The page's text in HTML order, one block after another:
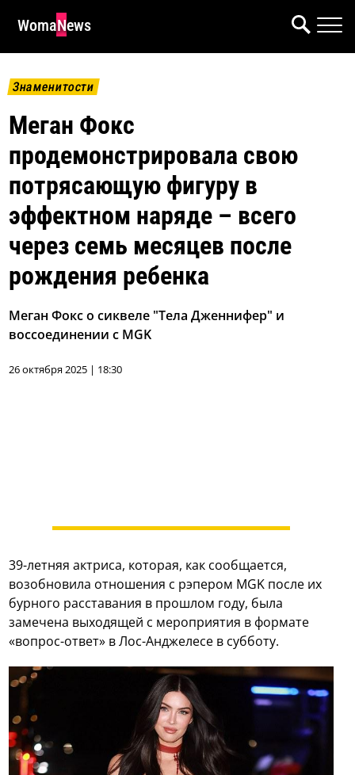
WomaNews
Знаменитости
Меган Фокс
продемонстрировала свою
потрясающую фигуру в
эффектном наряде – всего
через семь месяцев после
рождения ребенка
Меган Фокс о сиквеле "Тела Дженнифер" и
воссоединении с MGK
26 октября 2025 | 18:30
39-летняя актриса, которая, как сообщается,
возобновила отношения с рэпером MGK после их
бурного расставания в прошлом году, была
замечена выходящей с мероприятия в формате
«вопрос-ответ» в Лос-Анджелесе в субботу.